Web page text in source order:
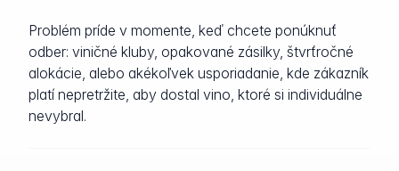
Problém príde v momente, keď chcete ponúknuť
odber: viničné kluby, opakované zásilky, štvrťročné
alokácie, alebo akékoľvek usporiadanie, kde zákazník
platí nepretržite, aby dostal vino, ktoré si individuálne
nevybral.